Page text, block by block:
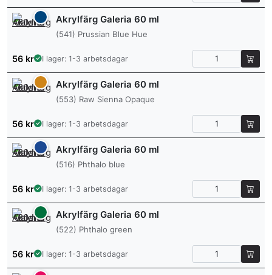
Akrylfärg Galeria 60 ml
(541) Prussian Blue Hue
56 kr I lager: 1-3 arbetsdagar
Akrylfärg Galeria 60 ml
(553) Raw Sienna Opaque
56 kr I lager: 1-3 arbetsdagar
Akrylfärg Galeria 60 ml
(516) Phthalo blue
56 kr I lager: 1-3 arbetsdagar
Akrylfärg Galeria 60 ml
(522) Phthalo green
56 kr I lager: 1-3 arbetsdagar